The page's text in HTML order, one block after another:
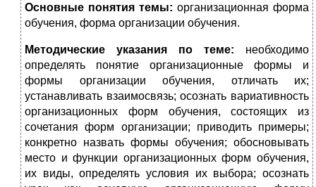
Основные понятия темы: организационная форма
обучения, форма организации обучения.
Методические указания по теме: необходимо
определять понятие организационные формы и
формы организации обучения, отличать их;
устанавливать взаимосвязь; осознать вариативность
организационных форм обучения, состоящих из
сочетания форм организации; приводить примеры;
конкретно назвать формы обучения; обосновывать
место и функции организационных форм обучения,
их виды, определять условия их выбора; осознать